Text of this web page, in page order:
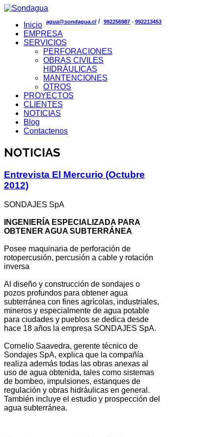
agua@sondagua.cl/ 992256987 - 992213453
Inicio
EMPRESA
SERVICIOS
PERFORACIONES
OBRAS CIVILES
HIDRÁULICAS
MANTENCIONES
OTROS
PROYECTOS
CLIENTES
NOTICIAS
Blog
Contactenos
NOTICIAS
Entrevista El Mercurio (Octubre
2012)
SONDAJES SpA
INGENIERÍA ESPECIALIZADA PARA
OBTENER AGUA SUBTERRÁNEA
Posee maquinaria de perforación de
rotopercusión, percusión a cable y rotación
inversa
Al diseño y construcción de sondajes o
pozos profundos para obtener agua
subterránea con fines agrícolas, industriales,
mineros y especialmente de agua potable
para ciudades y pueblos se dedica desde
hace 18 años la empresa SONDAJES SpA.
Cornelio Saavedra, gerente técnico de
Sondajes SpA, explica que la compañía
realiza además todas las obras anexas al
uso de agua obtenida, tales como sistemas
de bombeo, impulsiones, estanques de
regulación y obras hidráulicas en general.
También incluye el estudio y prospección del
agua subterránea.